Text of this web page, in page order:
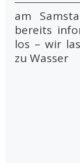
am
bereits
los – wir
zu Wasser